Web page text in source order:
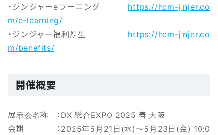
・ジンジャーeラーニング
https://hcm-jinjer.co
m/e-learning/
・ジンジャー福利厚生
https://hcm-jinjer.co
m/benefits/
開催概要
展示会名称 ：DX 総合EXPO 2025 春 大阪
会期 ：2025年5月21日(水)～5月23日(金) 10:0